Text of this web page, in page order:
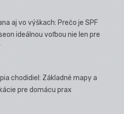
aj vo výškach: Prečo je SPF
ideálnou voľbou nie len pre
chodidiel: Základné mapy a
pre domácu prax